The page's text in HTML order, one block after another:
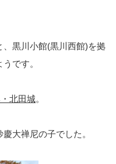
黒川小館(黒川西館)を拠
です。
北田城。
大禅尼の子でした。